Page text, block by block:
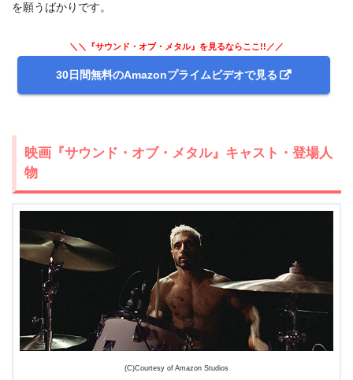
出典: amazon.co.jp
＼＼30日間無料!!お試し解約もOK／／
今すぐ無料でAmazonプライムビデオで見る
を願うばかりです。
＼＼『サウンド・オブ・メタル』を見るならここ!!／／
30日間無料のAmazonプライムビデオで見る
映画『サウンド・オブ・メタル』キャスト・登場人
物
(C)Courtesy of Amazon Studios